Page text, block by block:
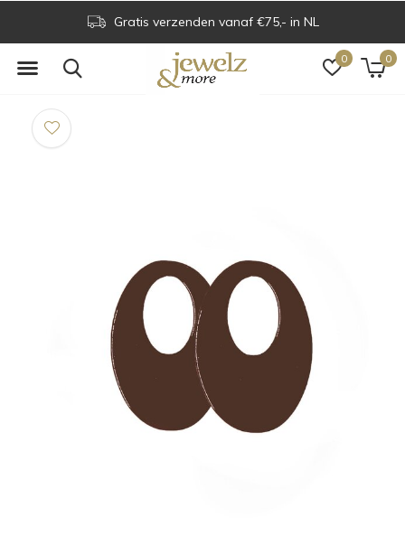
0 0
Gratis verzenden vanaf €75,- in NL